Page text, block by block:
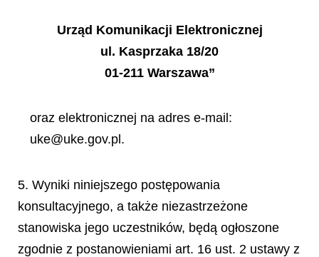
Urząd Komunikacji Elektronicznej
ul. Kasprzaka 18/20
01-211 Warszawa”
oraz elektronicznej na adres e-mail:
uke@uke.gov.pl.
5. Wyniki niniejszego postępowania
konsultacyjnego, a także niezastrzeżone
stanowiska jego uczestników, będą ogłoszone
zgodnie z postanowieniami art. 16 ust. 2 ustawy z